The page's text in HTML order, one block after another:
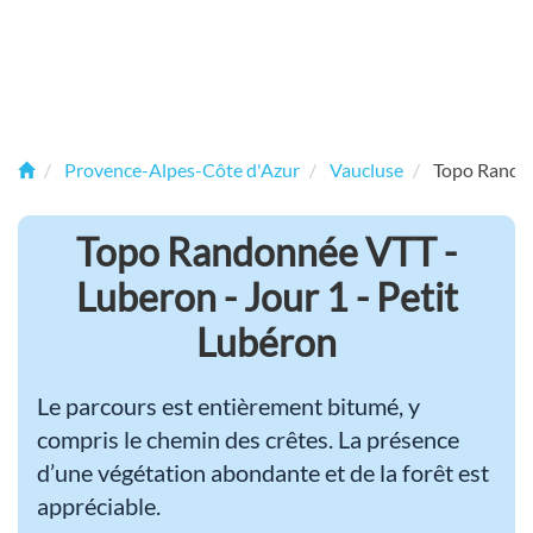
Provence-Alpes-Côte d'Azur Vaucluse Topo
Topo Randonnée VTT -
Luberon - Jour 1 - Petit
Lubéron
Le parcours est entièrement bitumé, y
compris le chemin des crêtes. La présence
d’une végétation abondante et de la forêt est
appréciable.